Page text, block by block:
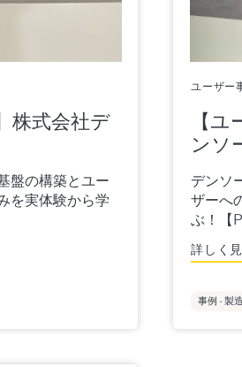
株式会社デ
盤の構築とユー
を実体験から学
ユーザー
【
ンソ
デンソ
ザーへ
ぶ！【
詳しく
事例 - 製